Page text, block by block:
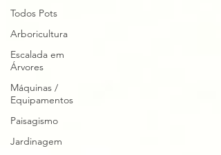
Todos Pots
Arboricultura
Escalada em
Árvores
Máquinas /
Equipamentos
Paisagismo
Jardinagem